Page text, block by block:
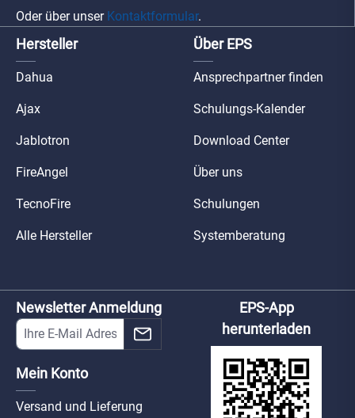
Oder über unser Kontaktformular.
Hersteller
Dahua
Ajax
Jablotron
FireAngel
TecnoFire
Alle Hersteller
Über EPS
Ansprechpartner finden
Schulungs-Kalender
Download Center
Über uns
Schulungen
Systemberatung
Newsletter Anmeldung
Mein Konto
Versand und Lieferung
EPS-App
herunterladen